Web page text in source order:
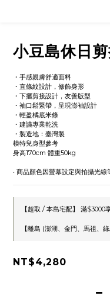
小豆島休日
・手感親膚舒適面料
・直條紋設計，修飾身形
・下擺剪接設計，友善版型
・袖口鬆緊帶，呈現澎袖設計
・輕盈橘底米條
・建議專業乾洗
・製造地：臺灣製
模特兒身型參考
身高170cm 體重50kg
‧ 商品顏色因螢幕設定與拍攝光
【超取 / 本島宅配】 滿
【離島 (澎湖、金門、馬祖、
NT$4,280